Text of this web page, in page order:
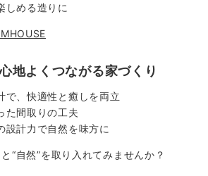
しめる造りに
地よくつながる家づくり
で、快適性と癒しを両立
た間取りの工夫
設計力で自然を味方に
“自然”を取り入れてみませんか？